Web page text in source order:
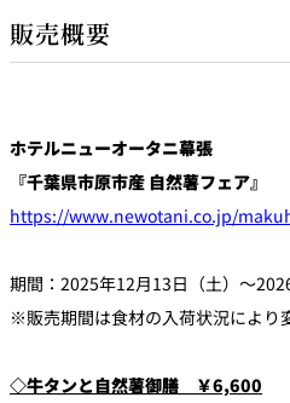
販売概要
ホテルニューオータニ幕張
『千葉県市原市産 自然薯フェア』
https://www.newotani.co.jp/
期間：2025年12月13日（土）～
※販売期間は食材の入荷状況により
◇牛タンと自然薯御膳 ￥6,600